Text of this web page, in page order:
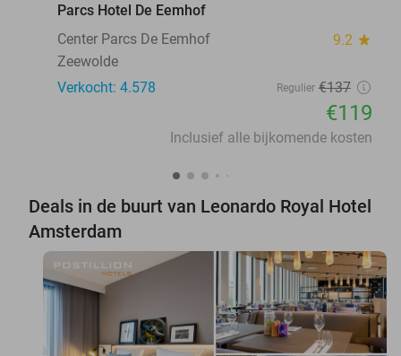
Parcs Hotel De Eemhof
Center Parcs De Eemhof
9.2 star
Zeewolde
Verkocht: 4.578
Regulier €137
€119
Inclusief alle bijkomende kosten
Deals in de buurt van Leonardo Royal Hotel
Amsterdam